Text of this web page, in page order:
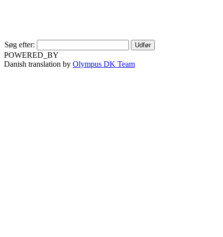
Søg efter:
POWERED_BY
Danish translation by Olympus DK Team